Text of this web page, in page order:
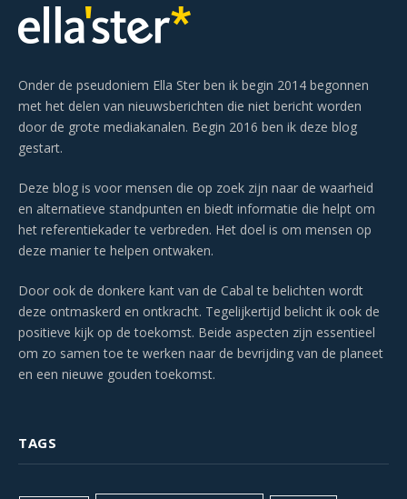
Onder de pseudoniem Ella Ster ben ik begin 2014 begonnen
met het delen van nieuwsberichten die niet bericht worden
door de grote mediakanalen. Begin 2016 ben ik deze blog
gestart.
Deze blog is voor mensen die op zoek zijn naar de waarheid
en alternatieve standpunten en biedt informatie die helpt om
het referentiekader te verbreden. Het doel is om mensen op
deze manier te helpen ontwaken.
Door ook de donkere kant van de Cabal te belichten wordt
deze ontmaskerd en ontkracht. Tegelijkertijd belicht ik ook de
positieve kijk op de toekomst. Beide aspecten zijn essentieel
om zo samen toe te werken naar de bevrijding van de planeet
en een nieuwe gouden toekomst.
TAGS